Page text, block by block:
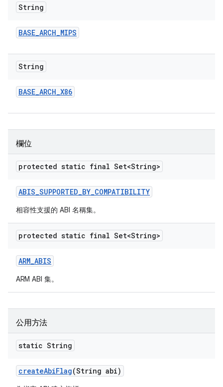
String
BASE_ARCH_MIPS
String
BASE_ARCH_X86
欄位
protected static final Set<String>
ABIS_SUPPORTED_BY_COMPATIBILITY
相容性支援的 ABI 名稱集。
protected static final Set<String>
ARM_ABIS
ARM ABI 集。
公用方法
static String
createAbiFlag(String abi)